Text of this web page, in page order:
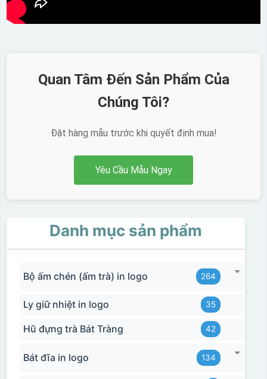
Quan Tâm Đến Sản Phẩm Của
Chúng Tôi?
Đặt hàng mẫu trước khi quyết định mua!
Yêu Cầu Mẫu Ngay
Danh mục sản phẩm
Bộ ấm chén (ấm trà) in logo 264
Ly giữ nhiệt in logo 35
Hũ đựng trà Bát Tràng 42
Bát đĩa in logo 134